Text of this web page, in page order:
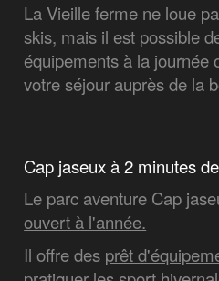
La Vieille ferme ne loue
skis, mais il est possible
équipements à la journée
votre séjour auprès de la
Cap jaseux à 2 minutes
Le parc aventure Cap
ouvert à l'année.
Il offre des prêt